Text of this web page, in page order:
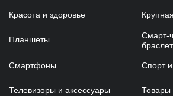
Красота и здоровье
Планшеты
Смарт-
Смартфоны Спорт
Телевизоры и аксессуары Товары